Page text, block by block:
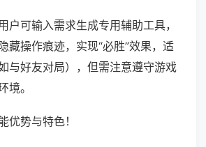
户可输入需求生成专用辅助工具，
藏操作痕迹，实现“必胜”效果，适
与好友对局），但需注意遵守游戏
境。
优势与特色！